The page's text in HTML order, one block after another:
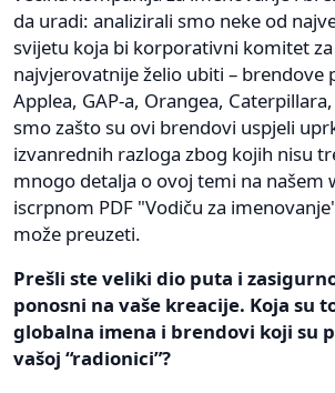
da uradi: analizirali smo neke od
svijetu koja bi korporativni komitet
najvjerovatnije želio ubiti – brendove
Applea, GAP-a, Orangea,
smo zašto su ovi brendovi uspjeli
izvanrednih razloga zbog kojih nisu
mnogo detalja o ovoj temi na našem
iscrpnom PDF "Vodiču za
može preuzeti.
Prešli ste veliki dio puta i
ponosni na vaše kreacije. Koja su
globalna imena i brendovi koji su
vašoj “radionici”?